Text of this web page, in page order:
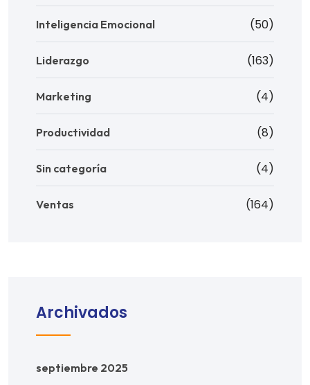
Inteligencia Emocional (50)
Liderazgo (163)
Marketing (4)
Productividad (8)
Sin categoría (4)
Ventas (164)
Archivados
septiembre 2025